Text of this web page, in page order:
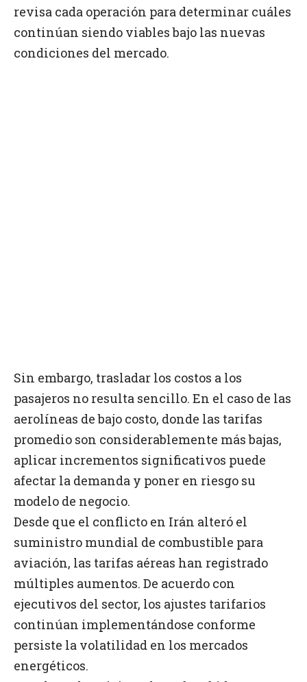
revisa cada operación para determinar cuáles
continúan siendo viables bajo las nuevas
condiciones del mercado.
Sin embargo, trasladar los costos a los
pasajeros no resulta sencillo. En el caso de las
aerolíneas de bajo costo, donde las tarifas
promedio son considerablemente más bajas,
aplicar incrementos significativos puede
afectar la demanda y poner en riesgo su
modelo de negocio.
Desde que el conflicto en Irán alteró el
suministro mundial de combustible para
aviación, las tarifas aéreas han registrado
múltiples aumentos. De acuerdo con
ejecutivos del sector, los ajustes tarifarios
continúan implementándose conforme
persiste la volatilidad en los mercados
energéticos.